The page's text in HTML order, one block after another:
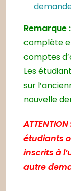
Remarque :
complète
comptes
Les
sur
nouvelle
étudiants
inscrits à
autre